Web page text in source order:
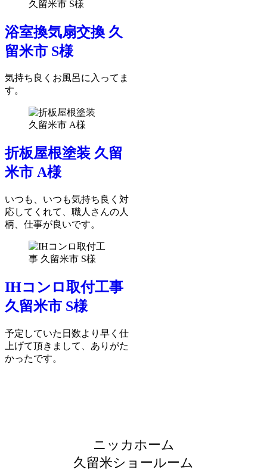
浴室換気扇交換 久
留米市 S様
気持ち良くお風呂に入ってま
す。
折板屋根塗装 久留
米市 A様
いつも、いつも気持ち良く対
応してくれて、職人さんの人
柄、仕事が良いです。
IHコンロ取付工事
久留米市 S様
予定していた日数より早く仕
上げて頂きまして、ありがた
かったです。
ニッカホーム
久留米ショールーム